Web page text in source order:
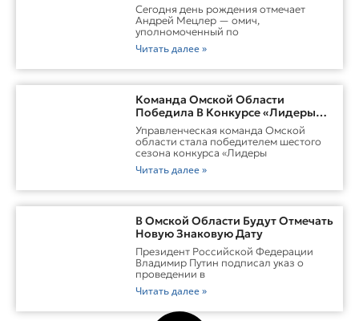
Сегодня день рождения отмечает
Андрей Мецлер — омич,
уполномоченный по
Читать далее »
Команда Омской Области
Победила В Конкурсе «Лидеры
России. Команда»
Управленческая команда Омской
области стала победителем шестого
сезона конкурса «Лидеры
Читать далее »
В Омской Области Будут Отмечать
Новую Знаковую Дату
Президент Российской Федерации
Владимир Путин подписал указ о
проведении в
Читать далее »